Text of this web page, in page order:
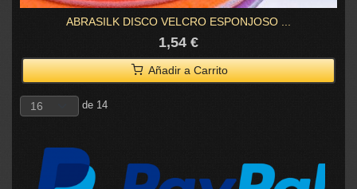
ABRASILK DISCO VELCRO ESPONJOSO ...
1,54 €
Añadir a Carrito
de 14